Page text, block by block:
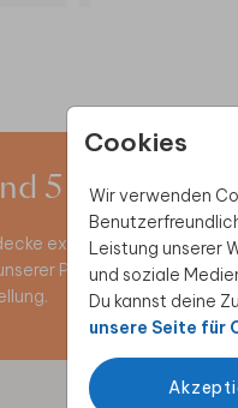
Cookies
Wir verwenden
Leistung unserer
und soziale
Du kannst deine
unsere Seite für
5 € Rabatt
exklusive Angebote,
Produktwelt. Als